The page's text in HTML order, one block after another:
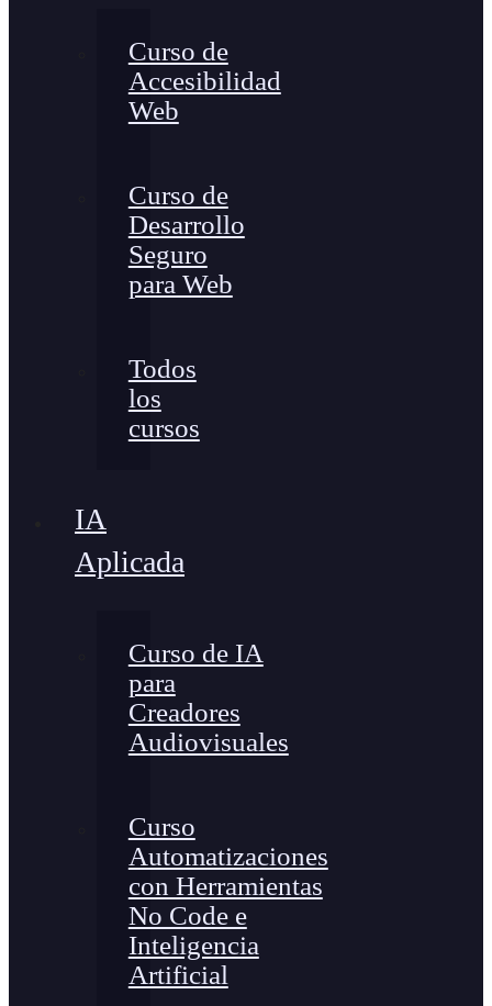
Curso de
Accesibilidad
Web
Curso de
Desarrollo
Seguro
para Web
Todos
los
cursos
IA
Aplicada
Curso de IA
para
Creadores
Audiovisuales
Curso
Automatizaciones
con Herramientas
No Code e
Inteligencia
Artificial